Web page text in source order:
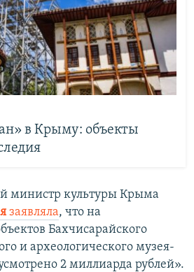
в Крыму: объекты
министр культуры Крыма
заявляла, что на
Бахчисарайского
и археологического музея-
2 миллиарда рублей».